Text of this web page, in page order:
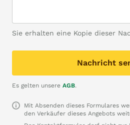
Sie erhalten eine Kopie dieser
Nachricht
Es gelten unsere AGB.
Mit Absenden dieses Formulares
den Verkäufer dieses Angebots